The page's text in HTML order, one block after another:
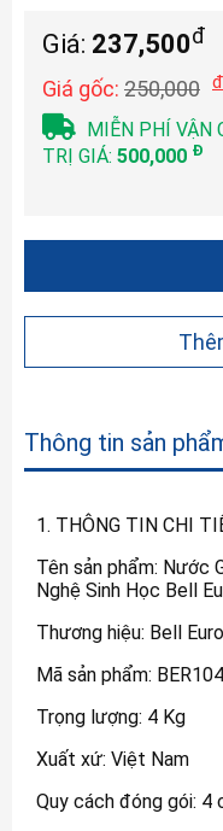
Giá: 237,500đ
Giá gốc: 250,000 đ
MIỄN PHÍ VẬN
TRỊ GIÁ: 500,000 Đ
Thông tin sản
1. THÔNG TIN CHI
Tên sản phẩm: Nước
Nghệ Sinh Học Bell
Thương hiệu: Bell Euro
Mã sản phẩm:
Trọng lượng: 4 Kg
Xuất xứ: Việt Nam
Quy cách đóng gói: 4